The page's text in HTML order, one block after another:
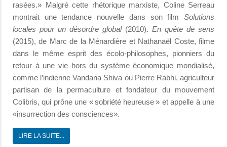
rasées.» Malgré cette rhétorique marxiste, Coline Serreau
montrait une tendance nouvelle dans son film Solutions
locales pour un désordre global(2010). En quête de sens
(2015), de Marc de la Ménardière et Nathanaël Coste, filme
dans le même esprit des écolo-philosophes, pionniers du
retour à une vie hors du système économique mondialisé,
comme l’indienne Vandana Shiva ou Pierre Rabhi, agriculteur
partisan de la permaculture et fondateur du mouvement
Colibris, qui prône une « sobriété heureuse » et appelle à une
«insurrection des consciences».
LIRE LA SUITE...